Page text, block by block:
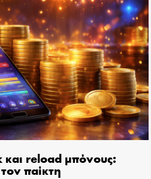
και reload μπόνους:
παίκτη